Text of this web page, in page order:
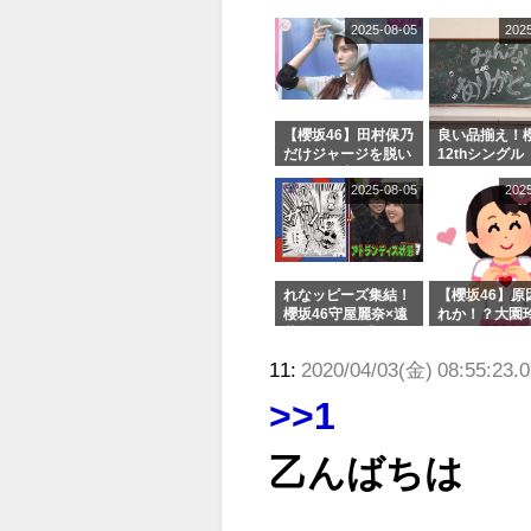
ジオ出演決定
【櫻坂46】田村保乃
だけジャージを脱い
2025-08-05
良い品揃え！
12thシングル
シャルグッズ
売受付中
れなッピーズ集結！
櫻坂46守屋麗奈×遠
ジオ出演決定
2025-08-05
【櫻坂46】原
れか！？大園
11: 2020/04/03(金)
>>1
乙んばちは